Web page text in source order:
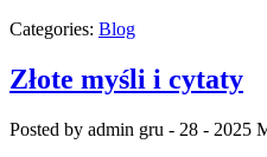
Categories: Blog
Złote myśli i cytaty
Posted by admin gru - 28 - 2025